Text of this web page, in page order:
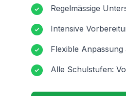
Regelmässige
Intensive
Flexible
Alle Schulstufen: